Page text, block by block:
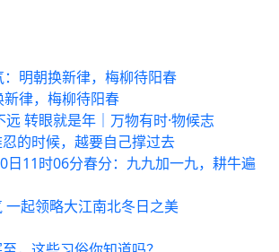
明朝换新律，梅柳待阳春
律，梅柳待阳春
远 转眼就是年｜万物有时·物候志
的时候，越要自己撑过去
日11时06分春分：九九加一九，耕牛遍
一起领略大江南北冬日之美